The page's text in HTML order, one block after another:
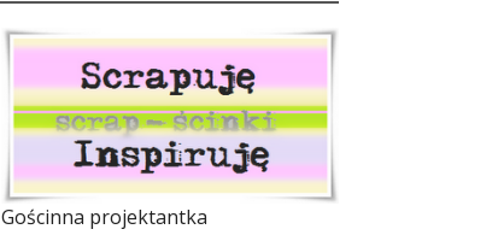
Gościnna projektantka